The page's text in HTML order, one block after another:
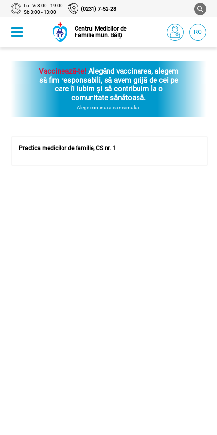
Lu - Vi 8:00 - 19:00
Sb 8:00 - 13:00
(0231) 7-52-28
Centrul Medicilor de
Familie mun. Bălți
RO
Vaccinează-te! Alegând vaccinarea, alegem
să fim responsabili, să avem grijă de cei pe
care îi iubim și să contribuim la o
comunitate sănătoasă.
Alege continuitatea neamului!
Practica medicilor de familie, CS nr. 1